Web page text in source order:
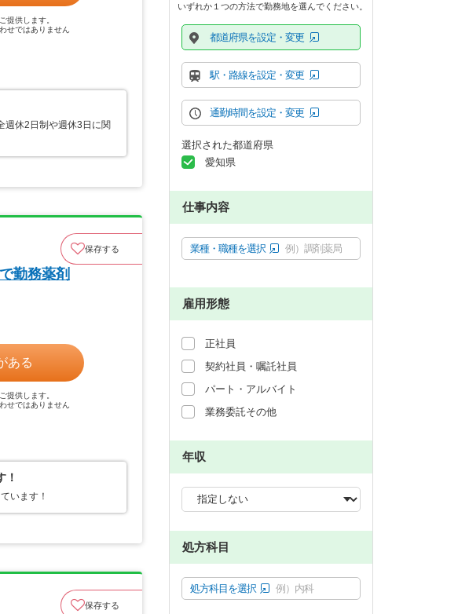
提供します。
せではありません
週休2日制や週休3日に関
保存する
勤務薬剤
ある
提供します。
せではありません
！
います！
保存する
いずれか１つの方法で勤務地を選んでください。
都道府県を設定・変更
駅・路線を設定・変更
通勤時間を設定・変更
選択された都道府県
愛知県
仕事内容
業種・職種を選択 例）調剤薬局
雇用形態
正社員
契約社員・嘱託社員
パート・アルバイト
業務委託その他
年収
処方科目
処方科目を選択 例）内科